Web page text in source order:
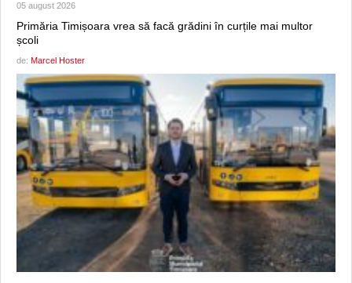
05 august 2026
Primăria Timișoara vrea să facă grădini în curțile mai multor
școli
de: Marcel Hoster